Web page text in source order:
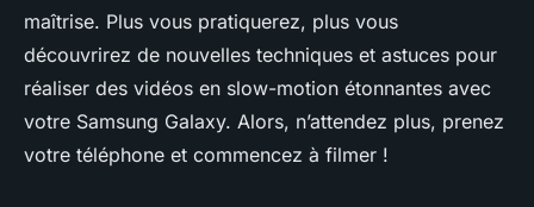
maîtrise. Plus vous pratiquerez, plus vous
découvrirez de nouvelles techniques et astuces pour
réaliser des vidéos en slow-motion étonnantes avec
votre Samsung Galaxy. Alors, n’attendez plus, prenez
votre téléphone et commencez à filmer !